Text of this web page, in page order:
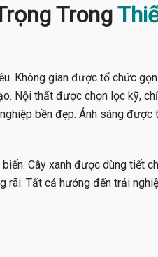
Trong
Không gian được tổ chức
Nội thất được chọn lọc kỹ,
bền đẹp. Ánh sáng
Cây xanh được dùng tiết
Tất cả hướng đến trải